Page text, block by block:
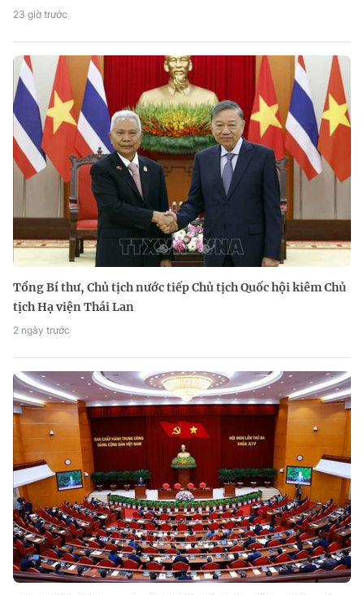
23 giờ trước
Tổng Bí thư, Chủ tịch nước tiếp Chủ tịch Quốc hội kiêm Chủ
tịch Hạ viện Thái Lan
2 ngày trước